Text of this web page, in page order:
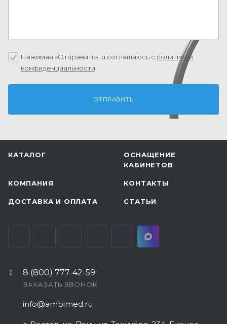
Нажимая «Отправить», я соглашаюсь c политикой
конфиденциальности
КАТАЛОГ
ОСНАЩЕНИЕ
КАБИНЕТОВ
КОМПАНИЯ КОНТАКТЫ
ДОСТАВКА И ОПЛАТА СТАТЬИ
8 (800) 777-42-59
ЗАКАЗАТЬ ЗВОНОК
info@ambimed.ru